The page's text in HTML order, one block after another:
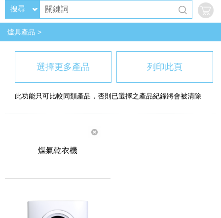
搜尋
爐具產品
選擇更多產品 列印此頁
此功能只可比較同類產品，否則已選擇之產品紀錄將會被清除
煤氣乾衣機